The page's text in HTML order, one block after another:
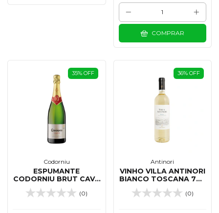
COMPRAR
35% OFF
Codorniu
ESPUMANTE
CODORNIU BRUT CAVA
CLASSICO 750 ML
(0)
36% OFF
Antinori
VINHO VILLA ANTINORI
BIANCO TOSCANA 750
ML
(0)